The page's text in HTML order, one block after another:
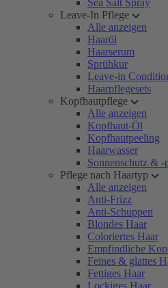
Sea Salt Spray
Leave-In Pflege
Alle anzeigen
Haaröl
Haarserum
Sprühkur
Leave-in
Haarpflegesets
Kopfhautpflege
Alle anzeigen
Kopfhaut-Öl
Kopfhautpeeling
Haarwasser
Sonnenschutz & -
Pflege nach Haartyp
Alle anzeigen
Anti-Frizz
Anti-Schuppen
Blondes Haar
Coloriertes Haar
Empfindliche
Feines & glattes
Fettiges Haar
Lockiges Haar